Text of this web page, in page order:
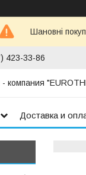
Шановні
423-33-86
компания
Доставка и